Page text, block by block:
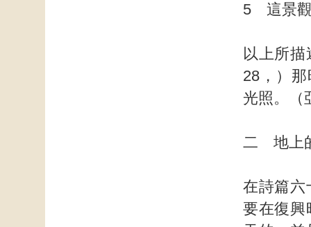
5 這景觀
以上所
28，）
光照。（
二 地上
在詩篇六
要在復興